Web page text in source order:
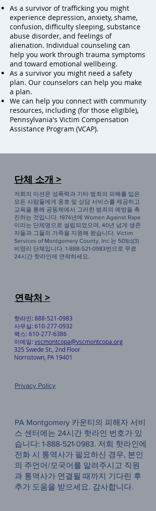
As a survivor of trafficking you might
experience depression, anxiety, shame,
confusion, difficulty sleeping, substance
abuse disorder, and feelings of
alienation. Individual counseling can
help you work through trauma symptoms
and toward emotional wellbeing.
As a survivor you might need a safety
plan. Our counselors can help you make
a plan.
We can help you connect with community
resources, including (for those eligible),
Pennsylvania's Victim Compensation
Assistance Program (VCAP).
단체 소개 >
저희의 미션은 성폭력과 기타 범죄의 피해를 입은
모든 사람들에게 옹호 및 상담 서비스를 제공하고
교육을 통해 공동체에서 그러한 범죄의 예방을 촉
진하는 것입니다. 1974년에 Women Against Rape
이라는 단체명으로 설립되었으며, 40년 넘게 생존
자들과 그들의 가족을 지원해 왔습니다. Victim
Services of Montgomery County, Inc.는 501(c)(3)
비영리 단체입니다. 1-888-521-0983번으로 무료
24시간 핫라인에 연락하세요.
연락처 >
핫라인:888-521-0983
사무실:610-277-0932
팩스:610-277-6386
이메일:vscmontcopa@vscmontcopa.org
325 Swede St., 2nd Floor
Norristown, PA 19401
Privacy Policy
PA Montgomery 카운티의 피해자 서비
스 센터에는 24시간 핫라인 번호가 있
습니다: 1-888-521-0983. 저희 핫라인에
전화 시 통역사가 필요하신 경우, 본인
의 주언어/모국어를 알려주시고 직원
과 통역사가 연결될 때까지 기다린 후
추가 도움을 받으세요. 감사합니다.